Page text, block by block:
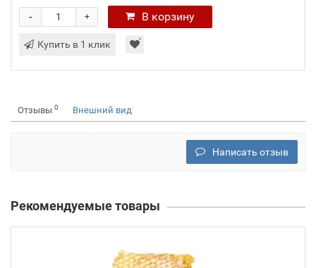
+
- В корзину
Купить в 1 клик
Отзывы 0 Внешний вид
Написать отзыв
Рекомендуемые товары